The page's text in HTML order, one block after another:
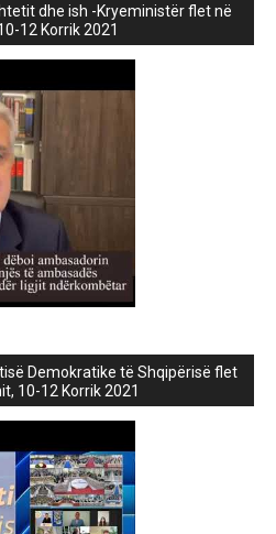
dhe ish -Kryeministër flet në
12 Korrik 2021
Demokratike të Shqipërisë flet
10-12 Korrik 2021